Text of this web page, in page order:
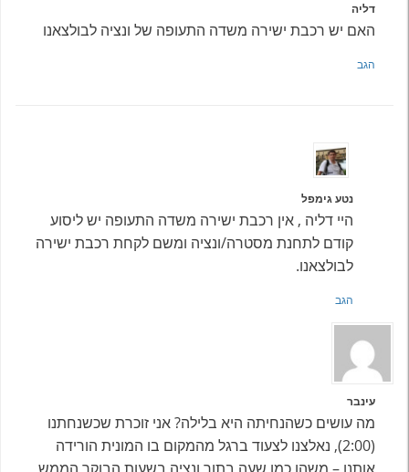
דליה
האם יש רכבת ישירה משדה התעופה של ונציה לבולצאנו
הגב
נטע גימפל
היי דליה , אין רכבת ישירה משדה התעופה יש ליסוע
קודם לתחנת מסטרה/ונציה ומשם לקחת רכבת ישירה
לבולצאנו.
הגב
עינבר
מה עושים כשהנחיתה היא בלילה? אני זוכרת שכשנחתנו
(2:00), נאלצנו לצעוד ברגל מהמקום בו המונית הורידה